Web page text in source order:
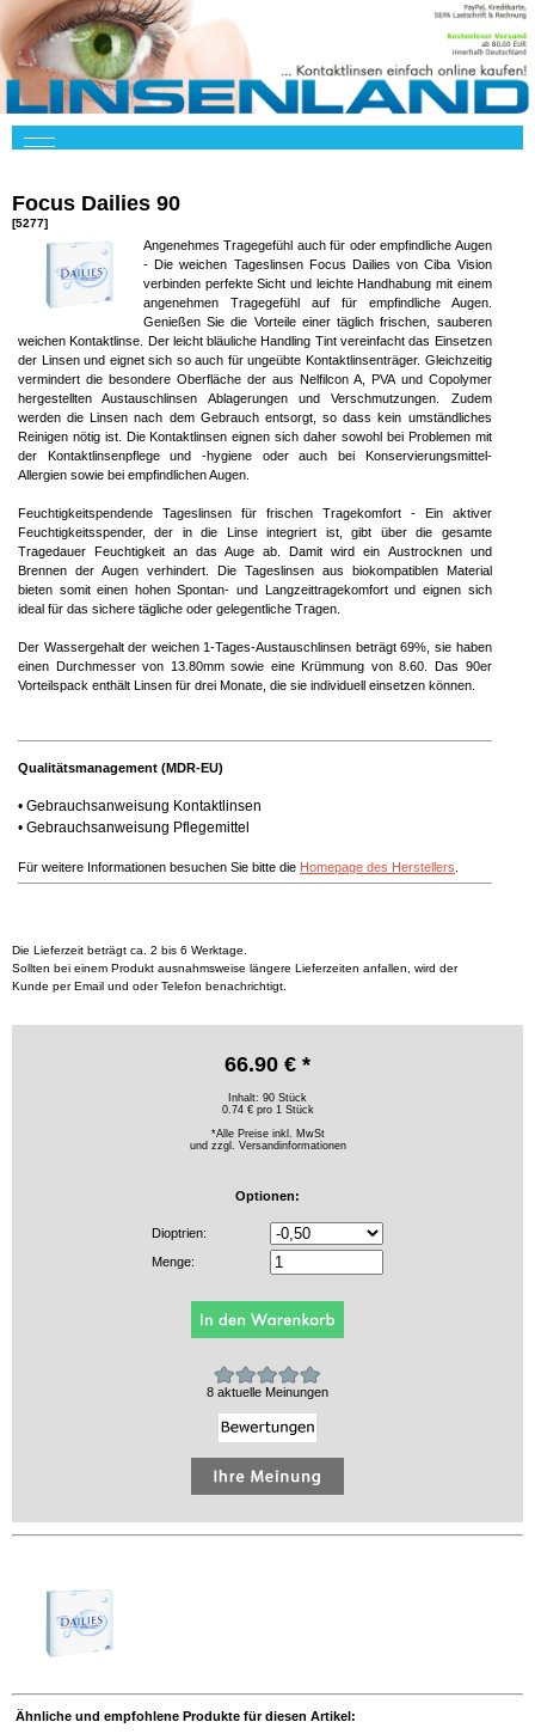
Focus Dailies 90
[5277]
Angenehmes Tragegefühl auch für oder empfindliche Augen
- Die weichen Tageslinsen Focus Dailies von Ciba Vision
verbinden perfekte Sicht und leichte Handhabung mit einem
angenehmen Tragegefühl auf für empfindliche Augen.
Genießen Sie die Vorteile einer täglich frischen, sauberen
weichen Kontaktlinse. Der leicht bläuliche Handling Tint vereinfacht das Einsetzen
der Linsen und eignet sich so auch für ungeübte Kontaktlinsenträger. Gleichzeitig
vermindert die besondere Oberfläche der aus Nelfilcon A, PVA und Copolymer
hergestellten Austauschlinsen Ablagerungen und Verschmutzungen. Zudem
werden die Linsen nach dem Gebrauch entsorgt, so dass kein umständliches
Reinigen nötig ist. Die Kontaktlinsen eignen sich daher sowohl bei Problemen mit
der Kontaktlinsenpflege und -hygiene oder auch bei Konservierungsmittel-
Allergien sowie bei empfindlichen Augen.
Feuchtigkeitspendende Tageslinsen für frischen Tragekomfort - Ein aktiver
Feuchtigkeitsspender, der in die Linse integriert ist, gibt über die gesamte
Tragedauer Feuchtigkeit an das Auge ab. Damit wird ein Austrocknen und
Brennen der Augen verhindert. Die Tageslinsen aus biokompatiblen Material
bieten somit einen hohen Spontan- und Langzeittragekomfort und eignen sich
ideal für das sichere tägliche oder gelegentliche Tragen.
Der Wassergehalt der weichen 1-Tages-Austauschlinsen beträgt 69%, sie haben
einen Durchmesser von 13.80mm sowie eine Krümmung von 8.60. Das 90er
Vorteilspack enthält Linsen für drei Monate, die sie individuell einsetzen können.
Qualitätsmanagement (MDR-EU)
• Gebrauchsanweisung Kontaktlinsen
• Gebrauchsanweisung Pflegemittel
Für weitere Informationen besuchen Sie bitte die Homepage des Herstellers
Die Lieferzeit beträgt ca. 2 bis 6 Werktage.
Sollten bei einem Produkt ausnahmsweise längere Lieferzeiten anfallen, wird der
Kunde per Email und oder Telefon benachrichtigt.
66.90 € *
Inhalt: 90 Stück
0.74 € pro 1 Stück
*Alle Preise inkl. MwSt
und zzgl. Versandinformationen
Optionen:
Dioptrien:
Menge:
8 aktuelle Meinungen
Ähnliche und empfohlene Produkte für diesen Artikel: